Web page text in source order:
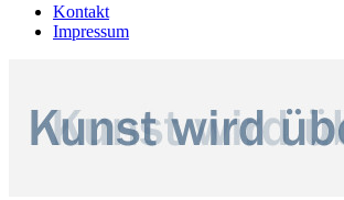
Kontakt
Impressum